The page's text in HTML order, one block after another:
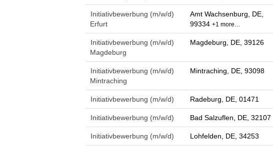
Initiativbewerbung (m/w/d)
Erfurt
Amt Wachsenburg, DE,
99334 +1 more…
Initiativbewerbung (m/w/d)
Magdeburg
Magdeburg, DE, 39126
Initiativbewerbung (m/w/d)
Mintraching
Mintraching, DE, 93098
Initiativbewerbung (m/w/d) Radeburg, DE, 01471
Initiativbewerbung (m/w/d) Bad Salzuflen, DE, 32107
Initiativbewerbung (m/w/d) Lohfelden, DE, 34253